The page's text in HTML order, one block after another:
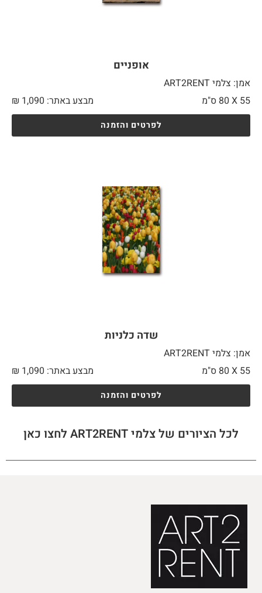
אופניים
אמן: צלמי ART2RENT
55 X
מבצע באתר: ₪ 1,090
לפרטים והזמנה
שדה כלניות
אמן: צלמי ART2RENT
55 X
מבצע באתר: ₪ 1,090
לפרטים והזמנה
לכל הציורים של צלמי ART2RENT לחצו כאן